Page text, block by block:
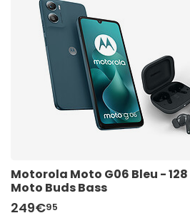
Motorola Moto G06 Bleu - 128
Moto Buds Bass
249€95